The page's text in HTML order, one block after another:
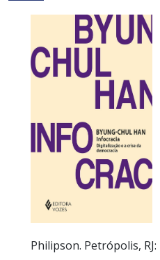
Philipson. Petrópolis,